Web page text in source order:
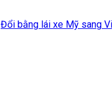
Đổi bằng lái xe Mỹ sang